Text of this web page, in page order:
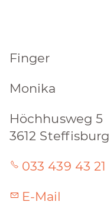
Finger
Monika
Höchhusweg 5
3612 Steffisburg
033 439 43 21
E-Mail